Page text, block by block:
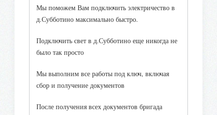
Мы поможем Вам подключить электричество в
д.Субботино максимально быстро.
Подключить свет в д.Субботино еще никогда не
было так просто
Мы выполним все работы под ключ, включая
сбор и получение документов
После получения всех документов бригада